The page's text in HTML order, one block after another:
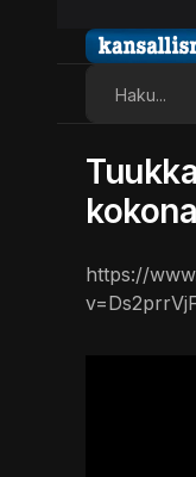
https://